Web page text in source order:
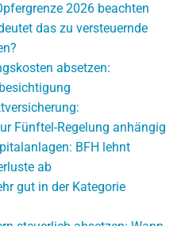
2026 beachten
das zu versteuernde
absetzen:
Fünftel-Regelung anhängig
BFH lehnt
ab
gut in der Kategorie